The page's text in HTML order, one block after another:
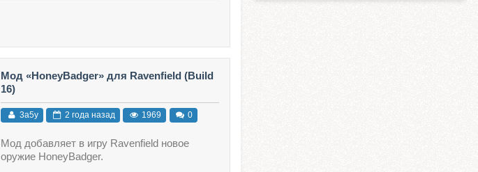
Мод «HoneyBadger» для Ravenfield (Build
16)
3a5y 2 года назад 1969 0
Мод добавляет в игру Ravenfield новое
оружие HoneyBadger.